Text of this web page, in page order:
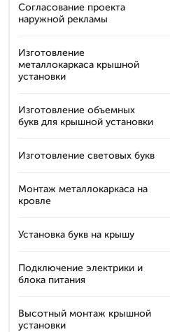
Согласование проекта
наружной рекламы
Изготовление
металлокаркаса крышной
установки
Изготовление объемных
букв для крышной установки
Изготовление световых букв
Монтаж металлокаркаса на
кровле
Установка букв на крышу
Подключение электрики и
блока питания
Высотный монтаж крышной
установки